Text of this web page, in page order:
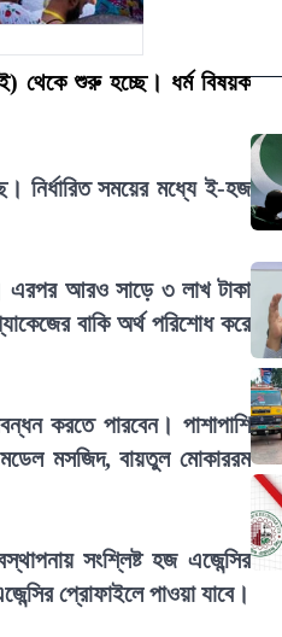
থেকে শুরু হচ্ছে। ধর্ম বিষয়ক
নির্ধারিত সময়ের মধ্যে ই-হজ
এরপর আরও সাড়ে ৩ লাখ টাকা
বাকি অর্থ পরিশোধ করে
করতে পারবেন। পাশাপাশি
মডেল মসজিদ, বায়তুল মোকাররম
সংশ্লিষ্ট হজ এজেন্সির
প্রোফাইলে পাওয়া যাবে।